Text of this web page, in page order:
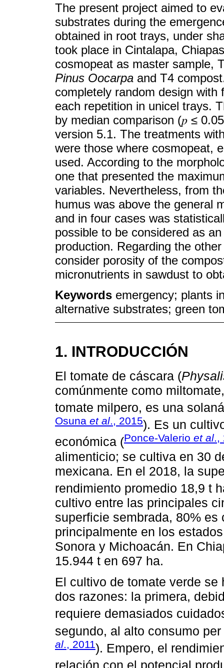
The present project aimed to
substrates during the
obtained in root trays, under
took place in Cintalapa,
cosmopeat as master sample,
Pinus Oocarpa and T4
completely random design
each repetition in unicel trays.
by median comparison (𝑝 ≤
version 5.1. The treatments
were those where cosmopeat,
used. According to the
one that presented the
variables. Nevertheless, from
humus was above the general
and in four cases was
possible to be considered as
production. Regarding the
consider porosity of the
micronutrients in sawdust to
Keywords emergency; plants
alternative substrates; green
1. INTRODUCCIÓN
El tomate de cáscara (
comúnmente como
tomate milpero, es una
Osuna et al., 2015). Es un
económica (Ponce-Valerio et al.,
alimenticio; se cultiva en 30
mexicana. En el 2018, la
rendimiento promedio 18,9 t
cultivo entre las principales
superficie sembrada, 80%
principalmente en los
Sonora y Michoacán. En
15.944 t en 697 ha.
El cultivo de tomate verde
dos razones: la primera,
requiere demasiados
segundo, al alto consumo
al., 2011). Empero, el